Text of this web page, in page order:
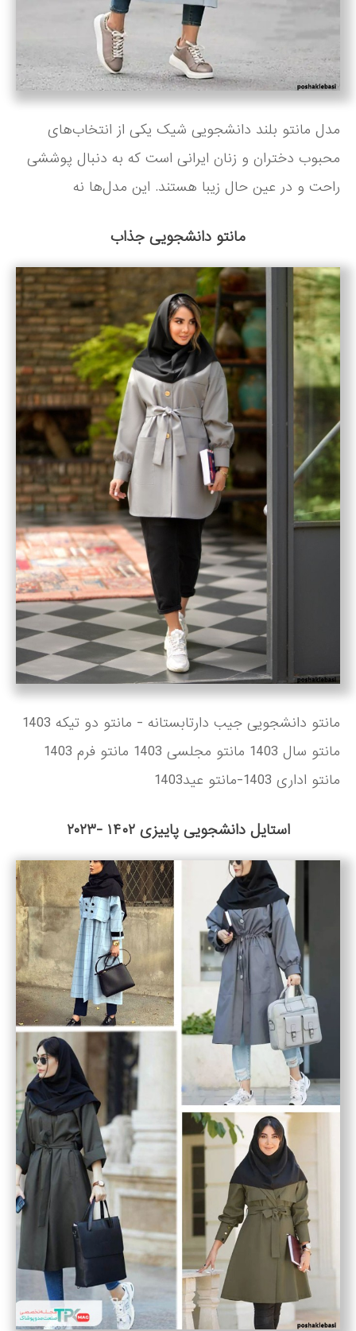
مدل مانتو بلند دانشجویی شیک یکی از انتخاب‌های
محبوب دختران و زنان ایرانی است که به دنبال پوششی
راحت و در عین حال زیبا هستند. این مدل‌ها نه
مانتو دانشجویی جذاب
مانتو دانشجویی جیب دارتابستانه - مانتو دو تیکه 1403
مانتو سال 1403 مانتو مجلسی 1403 مانتو فرم 1403
مانتو اداری 1403-مانتو عید1403
استایل دانشجویی پاییزی ۱۴۰۲ -۲۰۲۳